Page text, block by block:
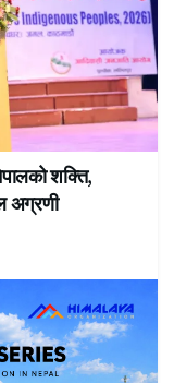
शक्ति,
अग्रणी